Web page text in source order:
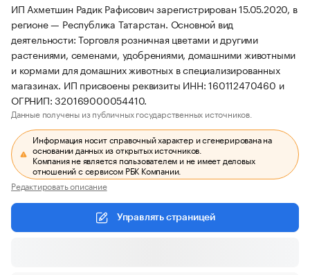
ИП Ахметшин Радик Рафисович зарегистрирован 15.05.2020, в
регионе — Республика Татарстан. Основной вид
деятельности: Торговля розничная цветами и другими
растениями, семенами, удобрениями, домашними животными
и кормами для домашних животных в специализированных
магазинах. ИП присвоены реквизиты ИНН: 160112470460 и
ОГРНИП: 320169000054410.
Данные получены из публичных государственных источников.
Информация носит справочный характер и сгенерирована на
основании данных из открытых источников.
Компания не является пользователем и не имеет деловых
отношений с сервисом РБК Компании.
Редактировать описание
Управлять страницей